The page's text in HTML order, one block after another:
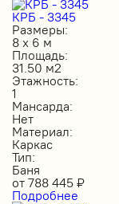
КРБ - 3345
Размеры:
8 х 6 м
Площадь:
31.50 м2
Этажность:
1
Мансарда:
Нет
Материал:
Каркас
Тип:
Баня
от 788 445 ₽
Подробнее